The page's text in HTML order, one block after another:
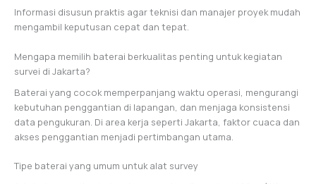
Informasi disusun praktis agar teknisi dan manajer proyek mudah
mengambil keputusan cepat dan tepat.
Mengapa memilih baterai berkualitas penting untuk kegiatan
survei di Jakarta?
Baterai yang cocok memperpanjang waktu operasi, mengurangi
kebutuhan penggantian di lapangan, dan menjaga konsistensi
data pengukuran. Di area kerja seperti Jakarta, faktor cuaca dan
akses penggantian menjadi pertimbangan utama.
Tipe baterai yang umum untuk alat survey